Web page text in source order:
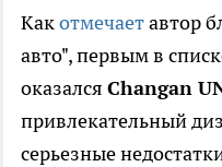
Какотмечаетавтор
авто", первым в
оказался Changan
привлекательный
серьезные